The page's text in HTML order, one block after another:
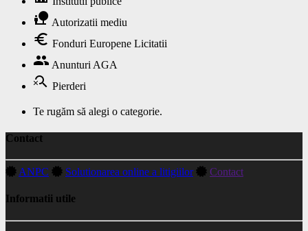
nature_people Autorizatii mediu
euro Fonduri Europene Licitatii
group Anunturi AGA
search_off Pierderi
Te rugăm să alegi o categorie.
Contact
ANPC Solutionarea online a litigiilor Contact
Informatii utile